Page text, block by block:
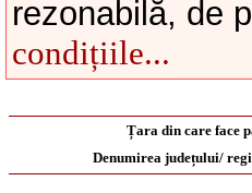
rezonabilă, de
condițiile...
Țara din care face
Denumirea județului/